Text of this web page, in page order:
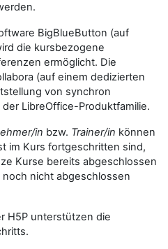
BigBlueButton (auf
die kursbezogene
ermöglicht. Die
(auf einem dedizierten
von synchron
LibreOffice-Produktfamilie.
in bzw. Trainer/in können
im Kurs fortgeschritten sind,
Kurse bereits abgeschlossen
nicht abgeschlossen
H5P unterstützen die